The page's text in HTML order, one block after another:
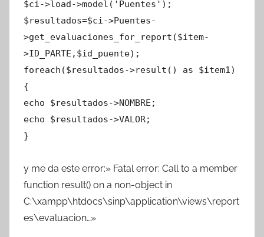
$ci->load->model('Puentes');
$resultados=$ci->Puentes-
>get_evaluaciones_for_report($item-
>ID_PARTE,$id_puente);
foreach($resultados->result() as $item1)
{
echo $resultados->NOMBRE;
echo $resultados->VALOR;
}
y me da este error:» Fatal error: Call to a member
function result() on a non-object in
C:\xampp\htdocs\sinp\application\views\report
es\evaluacion…»